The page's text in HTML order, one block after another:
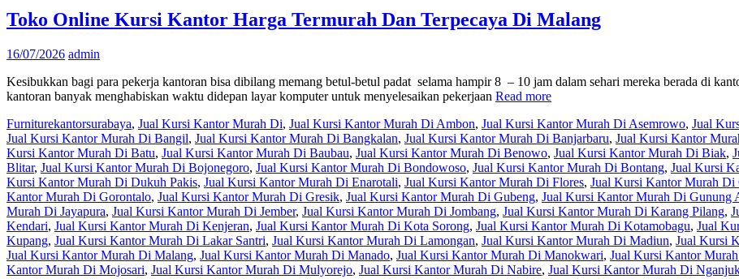
Toko Online Kursi Kantor Harga Termurah Dan Terpecaya Di Malang
16/07/2026 admin
Kesibukkan bagi para pekerja kantoran bisa dibilang memang betul-betul padat selama hampir 8 – 10 jam dalam sehari mereka berada di
kantoran banyak menghabiskan waktu didepan layar komputer untuk menyelesaikan pekerjaan Read more
Furniturekantorsurabaya, Jual Kursi Kantor Murah Di, Jual Kursi Kantor Murah Di Ambon, Jual Kursi Kantor Murah Di Asemrowo, Jual
Jual Kursi Kantor Murah Di Bangil, Jual Kursi Kantor Murah Di Bangkalan, Jual Kursi Kantor Murah Di Banjarbaru, Jual Kursi Kantor
Kursi Kantor Murah Di Batu, Jual Kursi Kantor Murah Di Baubau, Jual Kursi Kantor Murah Di Benowo, Jual Kursi Kantor Murah Di Biak,
Blitar, Jual Kursi Kantor Murah Di Bojonegoro, Jual Kursi Kantor Murah Di Bondowoso, Jual Kursi Kantor Murah Di Bontang, Jual Kursi
Kursi Kantor Murah Di Dukuh Pakis, Jual Kursi Kantor Murah Di Enarotali, Jual Kursi Kantor Murah Di Flores, Jual Kursi Kantor Murah Di
Kantor Murah Di Gorontalo, Jual Kursi Kantor Murah Di Gresik, Jual Kursi Kantor Murah Di Gubeng, Jual Kursi Kantor Murah Di Gunung
Murah Di Jayapura, Jual Kursi Kantor Murah Di Jember, Jual Kursi Kantor Murah Di Jombang, Jual Kursi Kantor Murah Di Karang Pilang,
Kendari, Jual Kursi Kantor Murah Di Kenjeran, Jual Kursi Kantor Murah Di Kota Sorong, Jual Kursi Kantor Murah Di Kotamobagu, Jual
Kupang, Jual Kursi Kantor Murah Di Lakar Santri, Jual Kursi Kantor Murah Di Lamongan, Jual Kursi Kantor Murah Di Madiun, Jual Kursi
Jual Kursi Kantor Murah Di Malang, Jual Kursi Kantor Murah Di Manado, Jual Kursi Kantor Murah Di Manokwari, Jual Kursi Kantor
Kantor Murah Di Mojosari, Jual Kursi Kantor Murah Di Mulyorejo, Jual Kursi Kantor Murah Di Nabire, Jual Kursi Kantor Murah Di